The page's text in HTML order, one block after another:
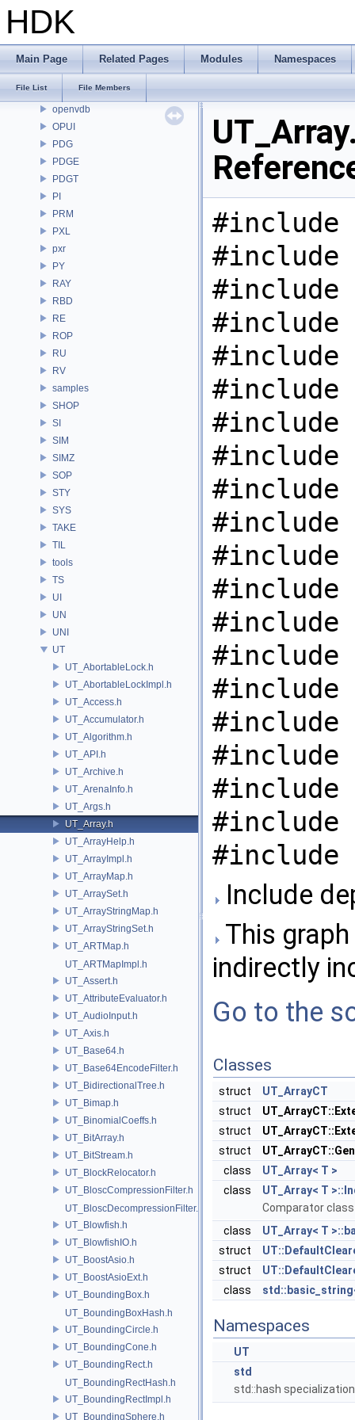
HDK
Main Page Related Pages Modules Namespaces
File List File Members
OP3D
OpenEXR
OpenImageDenoise
OpenImageIO
openvdb
OPUI
PDG
PDGE
PDGT
PI
PRM
PXL
pxr
PY
RAY
RBD
RE
ROP
RU
RV
samples
SHOP
SI
SIM
SIMZ
SOP
STY
SYS
TAKE
TIL
tools
TS
UI
UN
UNI
UT
UT_AbortableLock.h
UT_AbortableLockImpl.h
UT_Access.h
UT_Accumulator.h
UT_Algorithm.h
UT_API.h
UT_Archive.h
UT_ArenaInfo.h
UT_Args.h
UT_Array.h
UT_ArrayHelp.h
UT_ArrayImpl.h
UT_ArrayMap.h
UT_ArraySet.h
UT_ArrayStringMap.h
UT_ArrayStringSet.h
UT_ARTMap.h
UT_ARTMapImpl.h
UT_Assert.h
UT_AttributeEvaluator.h
UT_AudioInput.h
UT_Axis.h
UT_Base64.h
UT_Base64EncodeFilter.h
UT_BidirectionalTree.h
UT_Bimap.h
UT_BinomialCoeffs.h
UT_BitArray.h
UT_BitStream.h
UT_BlockRelocator.h
UT_BloscCompressionFilter.h
UT_BloscDecompressionFilter.h
UT_Blowfish.h
UT_BlowfishIO.h
UT_BoostAsio.h
UT_BoostAsioExt.h
UT_BoundingBox.h
UT_BoundingBoxHash.h
UT_BoundingCircle.h
UT_BoundingCone.h
UT_BoundingRect.h
UT_BoundingRectHash.h
UT_BoundingRectImpl.h
UT_BoundingSphere.h
#include
#include
#include
#include
#include
#include
#include
#include
#include
#include
#include
#include
#include
#include
#include
#include
#include
Include
This
indirectly
Go to the
Classes
struct
UT_ArrayCT
struct
struct
struct
class
UT_Array< T >
class
UT_Array< T
Comparator
class
UT_Array< T
struct
struct
class
Namespaces
UT
std
std::hash